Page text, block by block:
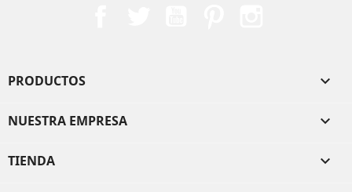
PRODUCTOS 
NUESTRA EMPRESA 
TIENDA 